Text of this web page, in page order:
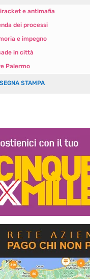
e antimafia
dei processi
e impegno
in città
Palermo
STAMPA